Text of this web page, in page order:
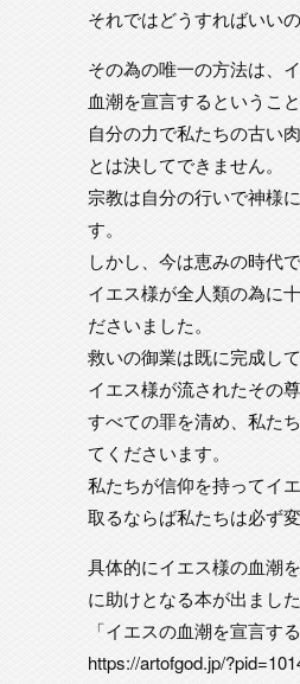
それではどうすればいい
その為の唯一の方法は、
血潮を宣言するということ
自分の力で私たちの古い
とは決してできません。
宗教は自分の行いで神様
す。
しかし、今は恵みの時代で
イエス様が全人類の為に
ださいました。
救いの御業は既に完成して
イエス様が流されたその
すべての罪を清め、私た
てくださいます。
私たちが信仰を持ってイ
取るならば私たちは必ず変
具体的にイエス様の血潮
に助けとなる本が出ました
「イエスの血潮を宣言する
https://artofgod.jp/